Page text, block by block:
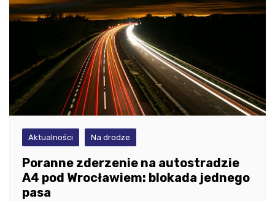
Aktualności Na drodze
Poranne zderzenie na autostradzie
A4 pod Wrocławiem: blokada jednego
pasa